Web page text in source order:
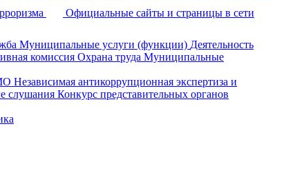
Официальные сайты и страницы в сети
Муниципальные услуги (функции) Деятельность
комиссия Охрана труда Муниципальные
Независимая антикоррупционная экспертиза и
слушания Конкурс представительных органов